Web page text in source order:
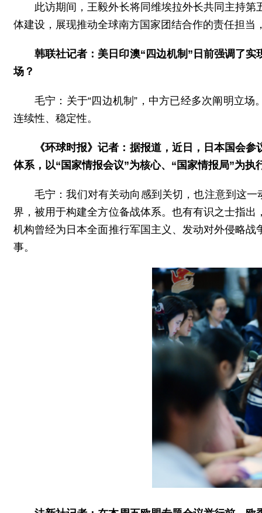
此访期间，王毅外长将同维埃拉外长共同主持
体建设，展现推动全球南方国家团结合作的责任担当
韩联社记者：美日印澳“四边机制”日前强调了
场？
毛宁：关于“四边机制”，中方已经多次阐明立
连续性、稳定性。
《环球时报》记者：据报道，近日，日本国会
体系，以“国家情报会议”为核心、“国家情报局”为
毛宁：我们对有关动向感到关切，也注意到这
界，被用于构建全方位备战体系。也有有识之士指
机构曾经为日本全面推行军国主义、发动对外侵略
事。